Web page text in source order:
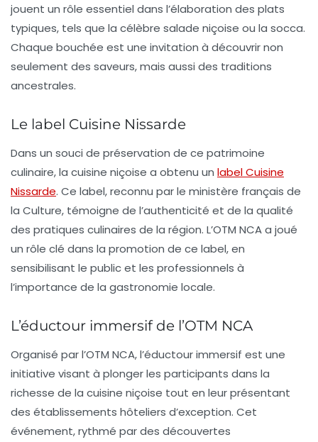
jouent un rôle essentiel dans l’élaboration des plats
typiques, tels que la célèbre salade niçoise ou la socca.
Chaque bouchée est une invitation à découvrir non
seulement des saveurs, mais aussi des traditions
ancestrales.
Le label Cuisine Nissarde
Dans un souci de préservation de ce patrimoine
culinaire, la cuisine niçoise a obtenu un label Cuisine
Nissarde. Ce label, reconnu par le ministère français de
la Culture, témoigne de l’authenticité et de la qualité
des pratiques culinaires de la région. L’OTM NCA a joué
un rôle clé dans la promotion de ce label, en
sensibilisant le public et les professionnels à
l’importance de la gastronomie locale.
L’éductour immersif de l’OTM NCA
Organisé par l’OTM NCA, l’éductour immersif est une
initiative visant à plonger les participants dans la
richesse de la cuisine niçoise tout en leur présentant
des établissements hôteliers d’exception. Cet
événement, rythmé par des découvertes